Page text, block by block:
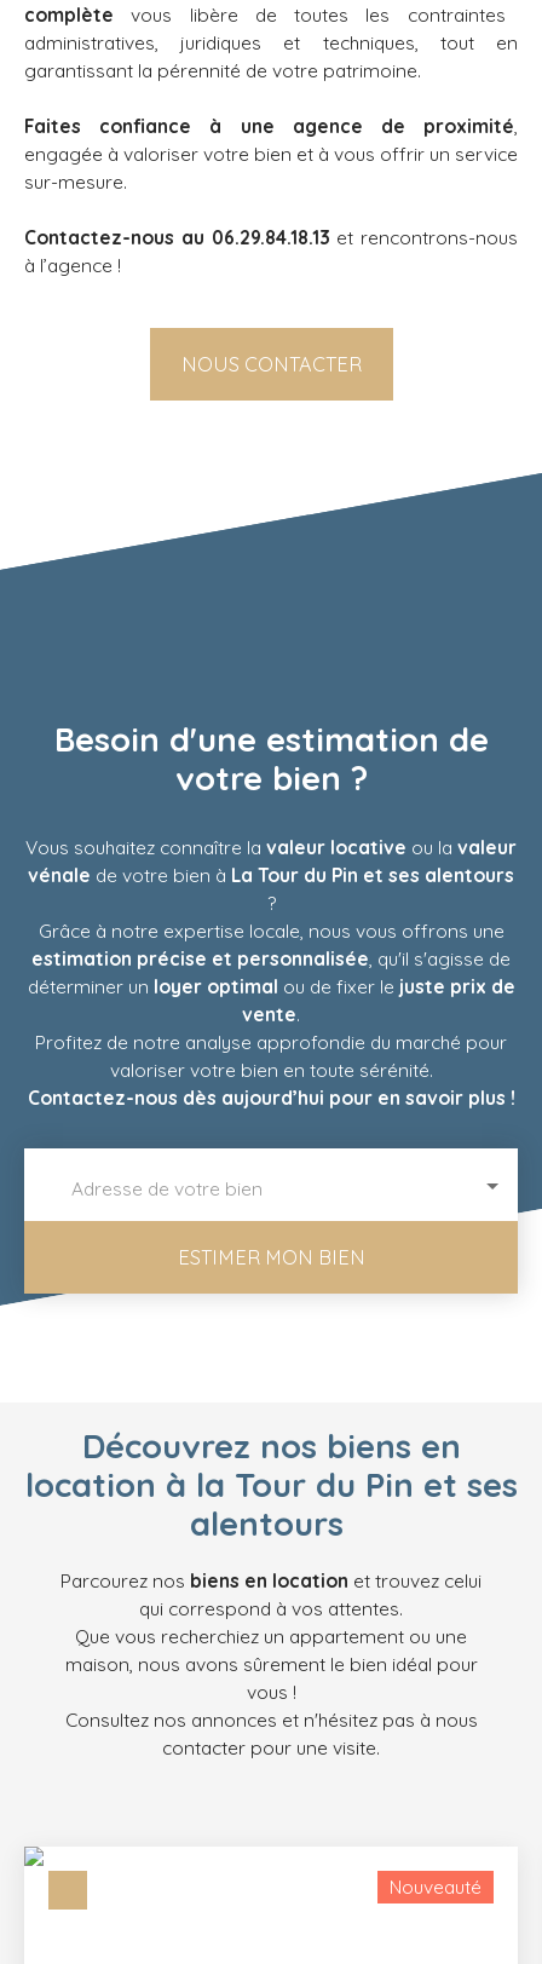
complète vous libère de toutes les contraintes
administratives, juridiques et techniques, tout en
garantissant la pérennité de votre patrimoine.
Faites confiance à une agence de proximité,
engagée à valoriser votre bien et à vous offrir un service
sur-mesure.
Contactez-nous au 06.29.84.18.13 et rencontrons-nous
à l’agence !
NOUS CONTACTER
Besoin d'une estimation de
votre bien ?
Vous souhaitez connaître la valeur locative ou la valeur
vénale de votre bien à La Tour du Pin et ses alentours
?
Grâce à notre expertise locale, nous vous offrons une
estimation précise et personnalisée, qu'il s'agisse de
déterminer un loyer optimal ou de fixer le juste prix de
vente.
Profitez de notre analyse approfondie du marché pour
valoriser votre bien en toute sérénité.
Contactez-nous dès aujourd’hui pour en savoir plus !
Adresse de votre bien
ESTIMER MON BIEN
Découvrez nos biens en
location à la Tour du Pin et ses
alentours
Parcourez nos biens en location et trouvez celui
qui correspond à vos attentes.
Que vous recherchiez un appartement ou une
maison, nous avons sûrement le bien idéal pour
vous !
Consultez nos annonces et n'hésitez pas à nous
contacter pour une visite.
Nouveauté